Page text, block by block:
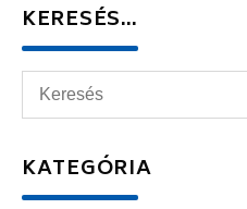
KERESÉS…
KATEGÓRIA